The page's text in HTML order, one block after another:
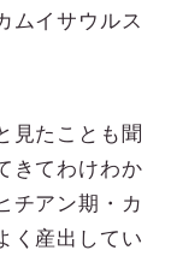
ムイサウルス
見たことも聞
きてわけわか
チアン期・カ
く産出してい